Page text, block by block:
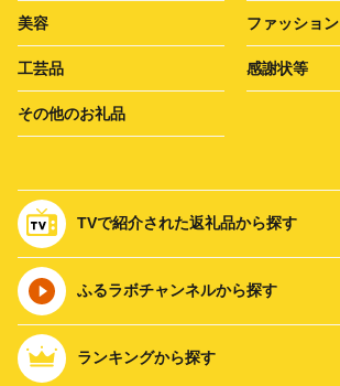
美容 ファッション
工芸品 感謝状等
その他のお礼品
TVで紹介された返礼品から探す
ふるラボチャンネルから探す
ランキングから探す